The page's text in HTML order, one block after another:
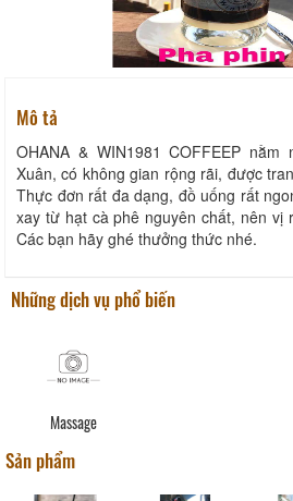
Mô tả
OHANA & WIN1981 COFFEEP
Xuân, có không gian rộng rãi, được
Thực đơn rất đa dạng, đồ uống rất
xay từ hạt cà phê nguyên chất, nên vị
Các bạn hãy ghé thưởng thức nhé.
Những dịch vụ phổ biến
Massage
Sản phẩm